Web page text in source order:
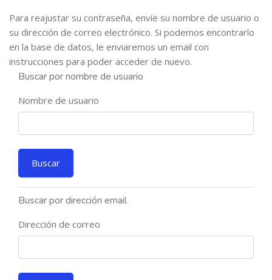
Para reajustar su contraseña, envíe su nombre de usuario o
su dirección de correo electrónico. Si podemos encontrarlo
en la base de datos, le enviaremos un email con
instrucciones para poder acceder de nuevo.
Buscar por nombre de usuario
Nombre de usuario
Buscar por dirección email
Dirección de correo